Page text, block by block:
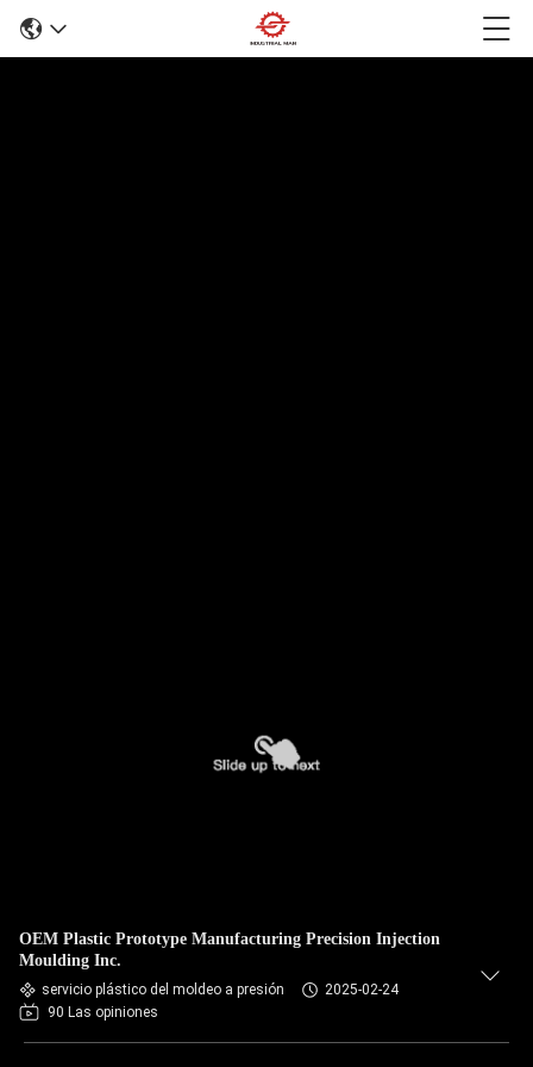
OEM Plastic Prototype Manufacturing Precision Injection
Moulding Inc.
servicio plástico del moldeo a presión
2025-02-24
90 Las opiniones